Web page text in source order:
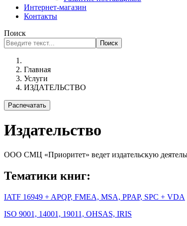
Интернет-магазин
Контакты
Поиск
Поиск
Главная
Услуги
ИЗДАТЕЛЬСТВО
Распечатать
Издательство
ООО СМЦ «Приоритет» ведет издательскую
Тематики книг:
IATF 16949 + APQP, FMEA, MSA, PPAP, SPC + VDA
ISO 9001, 14001, 19011, OHSAS, IRIS